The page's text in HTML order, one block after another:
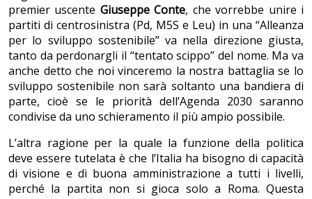
premier uscente Giuseppe Conte, che vorrebbe unire i
partiti di centrosinistra (Pd, M5S e Leu) in una “Alleanza
per lo sviluppo sostenibile” va nella direzione giusta,
tanto da perdonargli il “tentato scippo” del nome. Ma va
anche detto che noi vinceremo la nostra battaglia se lo
sviluppo sostenibile non sarà soltanto una bandiera di
parte, cioè se le priorità dell’Agenda 2030 saranno
condivise da uno schieramento il più ampio possibile.
L’altra ragione per la quale la funzione della politica
deve essere tutelata è che l’Italia ha bisogno di capacità
di visione e di buona amministrazione a tutti i livelli,
perché la partita non si gioca solo a Roma. Questa